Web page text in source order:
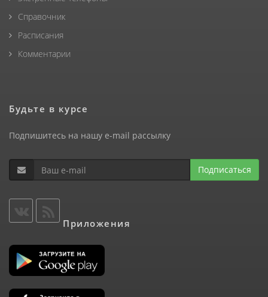
Справочник
Расписания
Комментарии
Будьте в курсе
Подпишитесь на нашу e-mail рассылку
Подписаться
Приложения